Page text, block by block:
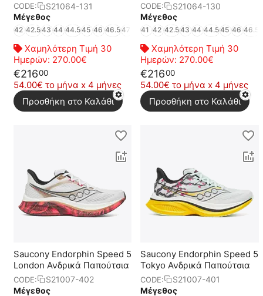
CODE:
S21064-131
Μέγεθος
42 42.543 44 44.545 46 46.547 48 49 50
Χαμηλότερη Τιμή 30
Ημερών: 270.00€
€21600
54.00€ το μήνα x 4 μήνες
Προσθήκη στο Καλάθι
CODE:
S21064-130
Μέγεθος
41 42 42.543 44 44.545 46 46.5
Χαμηλότερη Τιμή 30
Ημερών: 270.00€
€21600
54.00€ το μήνα x 4 μήνες
Προσθήκη στο Καλάθι
Saucony Endorphin Speed 5
London Ανδρικά Παπούτσια
CODE:
S21007-402
Μέγεθος
Saucony Endorphin Speed 5
Tokyo Ανδρικά Παπούτσια
CODE:
S21007-401
Μέγεθος